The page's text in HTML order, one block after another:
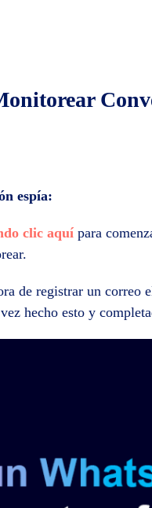
espía:
clic aquí para
de registrar un correo
hecho esto y